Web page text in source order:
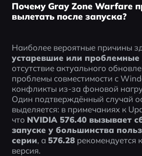
Почему Gray Zone Warfare
вылетать после запуска?
устаревшие или
отсутствие актуального
проблемы совместимости с
конфликты из-за фоновой
Один подтверждённый случай
выделяется: в примечаниях к
что NVIDIA 576.40 вызывает
запуске у большинства
серии, а 576.28 рекомендуется
версия.